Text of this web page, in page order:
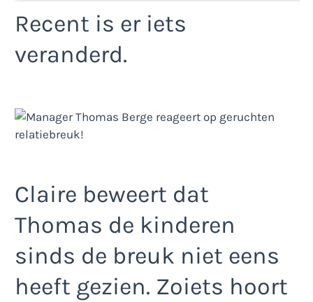
Recent is er iets
veranderd.
Claire beweert dat
Thomas de kinderen
sinds de breuk niet eens
heeft gezien. Zoiets hoort